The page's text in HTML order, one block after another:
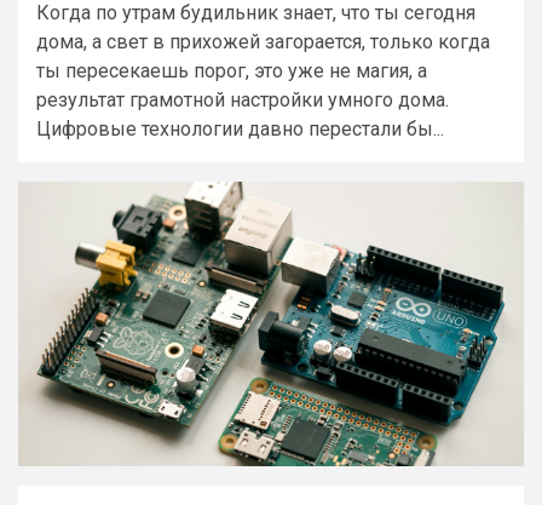
Когда по утрам будильник знает, что ты сегодня
дома, а свет в прихожей загорается, только когда
ты пересекаешь порог, это уже не магия, а
результат грамотной настройки умного дома.
Цифровые технологии давно перестали бы...